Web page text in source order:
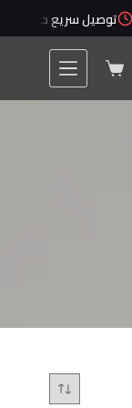
توصيل سريع خلال 1 - 5 أيام
عربة